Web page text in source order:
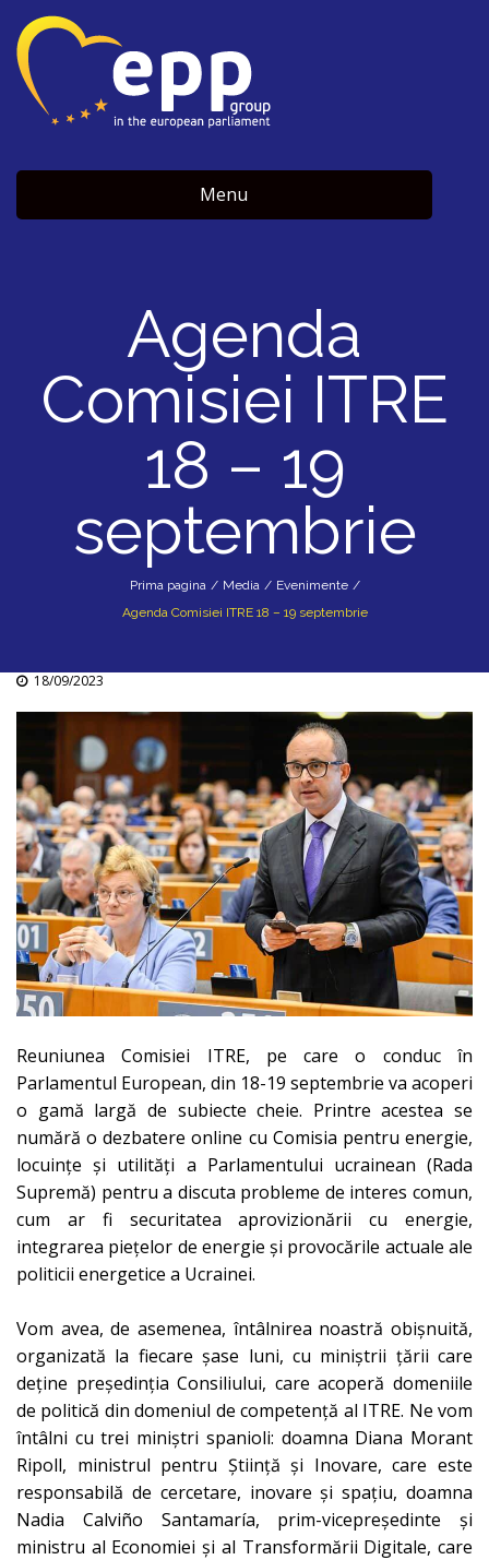
Menu
Agenda
Comisiei ITRE
18 – 19
septembrie
Prima pagina / Media / Evenimente /
Agenda Comisiei ITRE 18 – 19 septembrie
18/09/2023
Reuniunea Comisiei ITRE, pe care o conduc în
Parlamentul European, din 18-19 septembrie va acoperi
o gamă largă de subiecte cheie. Printre acestea se
numără o dezbatere online cu Comisia pentru energie,
locuințe și utilități a Parlamentului ucrainean (Rada
Supremă) pentru a discuta probleme de interes comun,
cum ar fi securitatea aprovizionării cu energie,
integrarea piețelor de energie și provocările actuale ale
politicii energetice a Ucrainei.
Vom avea, de asemenea, întâlnirea noastră obișnuită,
organizată la fiecare șase luni, cu miniștrii țării care
deține președinția Consiliului, care acoperă domeniile
de politică din domeniul de competență al ITRE. Ne vom
întâlni cu trei miniștri spanioli: doamna Diana Morant
Ripoll, ministrul pentru Știință și Inovare, care este
responsabilă de cercetare, inovare și spațiu, doamna
Nadia Calviño Santamaría, prim-vicepreședinte și
ministru al Economiei și al Transformării Digitale, care